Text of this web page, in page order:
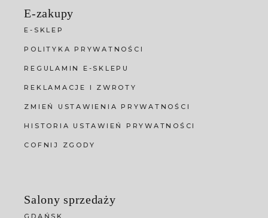
E-zakupy
E-SKLEP
POLITYKA PRYWATNOŚCI
REGULAMIN E-SKLEPU
REKLAMACJE I ZWROTY
ZMIEŃ USTAWIENIA PRYWATNOŚCI
HISTORIA USTAWIEŃ PRYWATNOŚCI
COFNIJ ZGODY
Salony sprzedaży
GDAŃSK